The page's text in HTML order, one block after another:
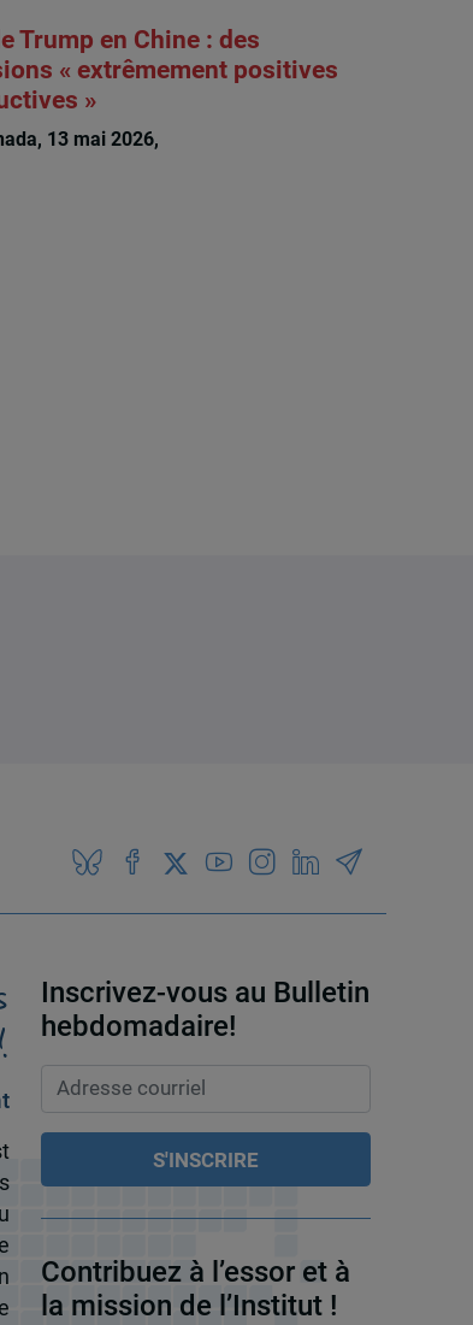
Trump en Chine : des
« extrêmement positives
»
13 mai 2026,
Inscrivez-vous au Bulletin
hebdomadaire!
Contribuez à l’essor et à
la mission de l’Institut !